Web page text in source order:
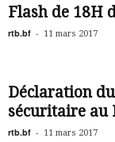
Flash de 18H
rtb.bf - 11 mars 2017
Déclaration
sécuritaire au
rtb.bf - 11 mars 2017